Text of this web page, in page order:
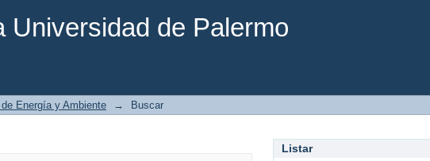
Universidad de Palermo
de Energía y Ambiente → Buscar
Listar